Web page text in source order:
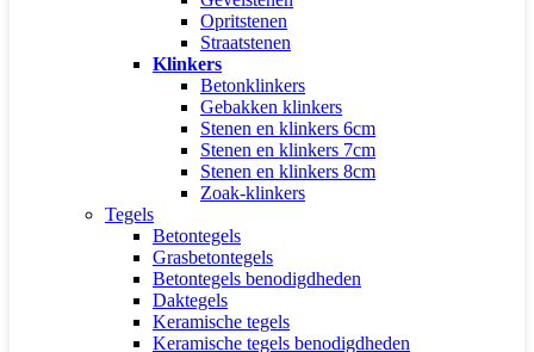
Opritstenen
Straatstenen
Klinkers
Betonklinkers
Gebakken klinkers
Stenen en klinkers 6cm
Stenen en klinkers 7cm
Stenen en klinkers 8cm
Zoak-klinkers
Tegels
Betontegels
Grasbetontegels
Betontegels benodigdheden
Daktegels
Keramische tegels
Keramische tegels benodigdheden